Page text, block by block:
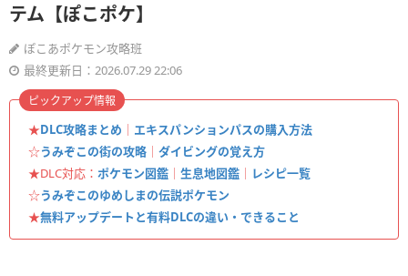
テム【ぽこポケ】
ぽこあポケモン攻略班
最終更新日：2026.07.29 22:06
★DLC攻略まとめ ｜ エキスパンションパスの購入方法
☆うみぞこの街の攻略 ｜ ダイビングの覚え方
★DLC対応： ポケモン図鑑 ｜ 生息地図鑑 ｜ レシピ一覧
☆うみぞこのゆめしまの伝説ポケモン
★無料アップデートと有料DLCの違い・できること
ピックアップ情報